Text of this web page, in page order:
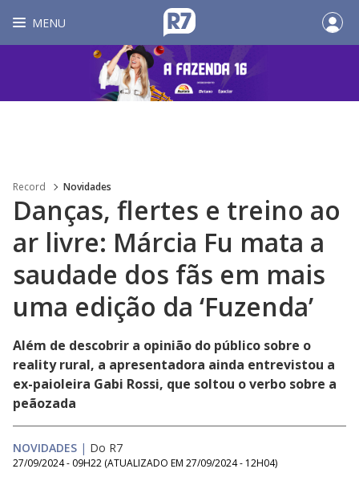
MENU
Record Novidades
Danças, flertes e treino ao
ar livre: Márcia Fu mata a
saudade dos fãs em mais
uma edição da ‘Fuzenda’
Além de descobrir a opinião do público sobre o
reality rural, a apresentadora ainda entrevistou a
ex-paioleira Gabi Rossi, que soltou o verbo sobre a
peãozada
NOVIDADES | Do R7
27/09/2024 - 09H22 (ATUALIZADO EM 27/09/2024 - 12H04)